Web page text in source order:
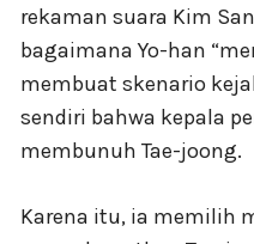
rekaman suara Kim
bagaimana Yo-han
membuat skenario
sendiri bahwa kepala
membunuh Tae-joong.
Karena itu, ia memilih